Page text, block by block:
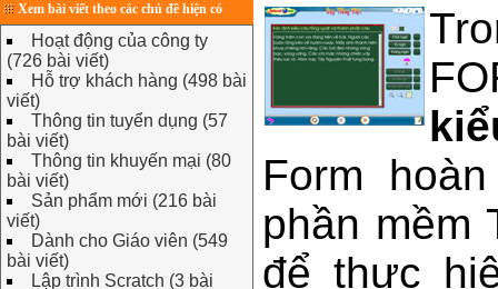
Xem bài viết theo các chủ đề hiện có
Hoạt động của công ty
(726 bài viết)
Hỗ trợ khách hàng (498 bài
viết)
Thông tin tuyển dụng (57
bài viết)
Thông tin khuyến mại (80
bài viết)
Sản phẩm mới (216 bài
viết)
Dành cho Giáo viên (549
bài viết)
Lập trình Scratch (3 bài
Form
phần mềm
để thực